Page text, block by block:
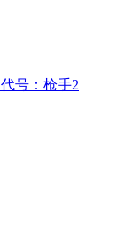
代号：枪手2